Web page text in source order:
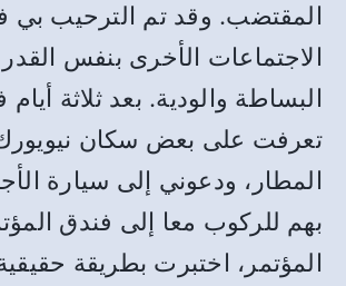
المقتضب. وقد تم الترحيب بي
الاجتماعات الأخرى بنفس
البساطة والودية. بعد ثلاثة
تعرفت على بعض سكان
المطار، ودعوني إلى سيارة
بهم للركوب معا إلى فندق
المؤتمر، اختبرت بطريقة